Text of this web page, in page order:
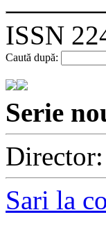
ISSN
Caută după:
Serie
Director:
Sari la